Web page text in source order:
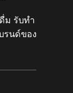
ม รับทำ
รนด์ของ